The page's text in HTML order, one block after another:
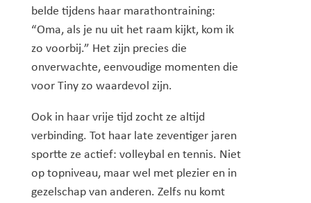
belde tijdens haar marathontraining:
“Oma, als je nu uit het raam kijkt, kom ik
zo voorbij.” Het zijn precies die
onverwachte, eenvoudige momenten die
voor Tiny zo waardevol zijn.
Ook in haar vrije tijd zocht ze altijd
verbinding. Tot haar late zeventiger jaren
sportte ze actief: volleybal en tennis. Niet
op topniveau, maar wel met plezier en in
gezelschap van anderen. Zelfs nu komt